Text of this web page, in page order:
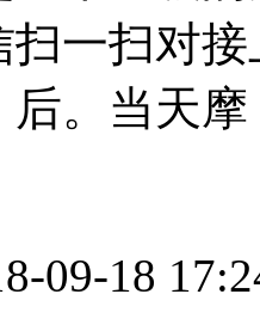
扫一扫对
后。当天摩
09-18